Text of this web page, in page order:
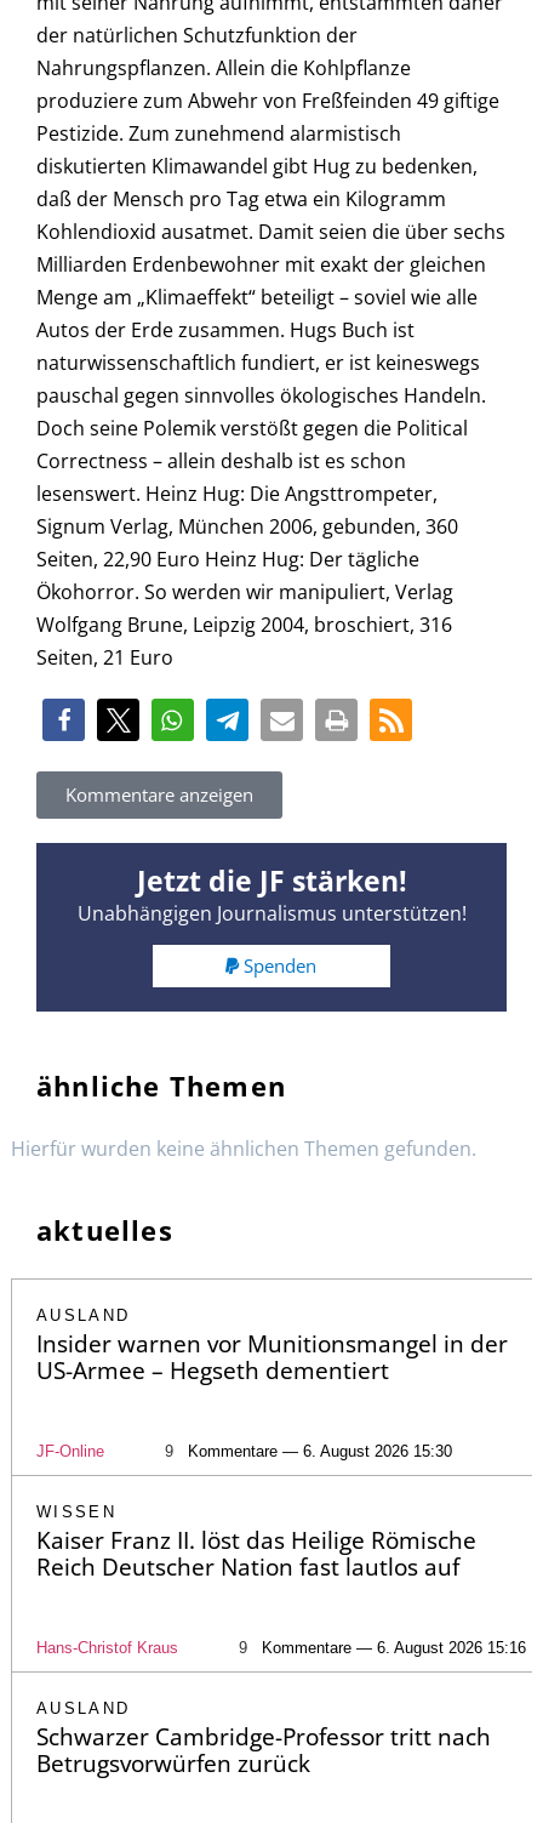
der natürlichen Schutzfunktion der
Nahrungspflanzen. Allein die Kohlpflanze
produziere zum Abwehr von Freßfeinden 49 giftige
Pestizide. Zum zunehmend alarmistisch
diskutierten Klimawandel gibt Hug zu bedenken,
daß der Mensch pro Tag etwa ein Kilogramm
Kohlendioxid ausatmet. Damit seien die über sechs
Milliarden Erdenbewohner mit exakt der gleichen
Menge am „Klimaeffekt“ beteiligt – soviel wie alle
Autos der Erde zusammen. Hugs Buch ist
naturwissenschaftlich fundiert, er ist keineswegs
pauschal gegen sinnvolles ökologisches Handeln.
Doch seine Polemik verstößt gegen die Political
Correctness – allein deshalb ist es schon
lesenswert. Heinz Hug: Die Angsttrompeter,
Signum Verlag, München 2006, gebunden, 360
Seiten, 22,90 Euro Heinz Hug: Der tägliche
Ökohorror. So werden wir manipuliert, Verlag
Wolfgang Brune, Leipzig 2004, broschiert, 316
Seiten, 21 Euro
Kommentare anzeigen
Jetzt die JF stärken!
Unabhängigen Journalismus unterstützen!
Spenden
ähnliche Themen
Hierfür wurden keine ähnlichen Themen gefunden.
aktuelles
AUSLAND
Insider warnen vor Munitionsmangel in der
US-Armee – Hegseth dementiert
JF-Online 9 Kommentare — 6. August 2026 15:30
WISSEN
Kaiser Franz II. löst das Heilige Römische
Reich Deutscher Nation fast lautlos auf
Hans-Christof Kraus 9 Kommentare — 6. August 2026 15:16
AUSLAND
Schwarzer Cambridge-Professor tritt nach
Betrugsvorwürfen zurück